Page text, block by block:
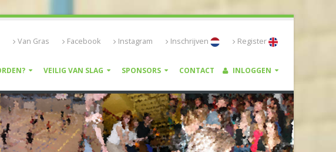
Van Gras Facebook Instagram Inschrijven Register
VEILIG VAN SLAG SPONSORS CONTACT INLOGGEN